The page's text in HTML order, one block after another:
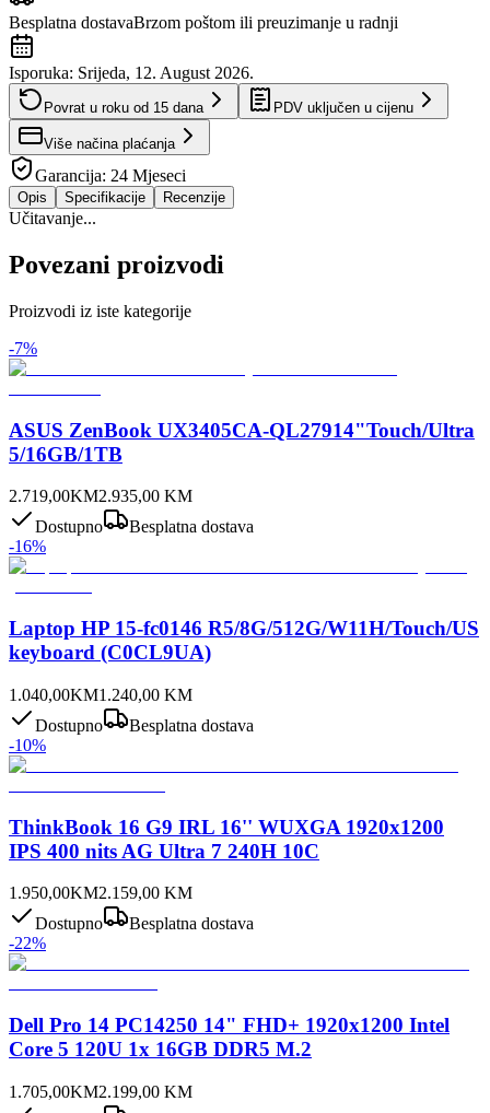
Besplatna dostavaBrzom poštom ili preuzimanje u radnji
Isporuka: Srijeda, 12. August 2026.
Povrat u roku od 15 dana PDV uključen u cijenu
Više načina plaćanja
Garancija: 24 Mjeseci
Opis Specifikacije Recenzije
Učitavanje...
Povezani proizvodi
Proizvodi iz iste kategorije
-7%
ASUS ZenBook UX3405CA-QL27914"Touch/Ultra
5/16GB/1TB
2.719,00KM2.935,00 KM
Dostupno
Besplatna dostava
-16%
Laptop HP 15-fc0146 R5/8G/512G/W11H/Touch/US
keyboard (C0CL9UA)
1.040,00KM1.240,00 KM
Dostupno
Besplatna dostava
-10%
ThinkBook 16 G9 IRL 16'' WUXGA 1920x1200
IPS 400 nits AG Ultra 7 240H 10C
1.950,00KM2.159,00 KM
Dostupno
Besplatna dostava
-22%
Dell Pro 14 PC14250 14" FHD+ 1920x1200 Intel
Core 5 120U 1x 16GB DDR5 M.2
1.705,00KM2.199,00 KM